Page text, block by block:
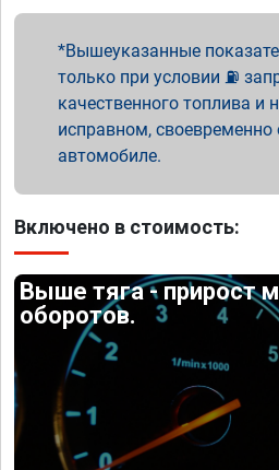
Вышеуказанные
только при условии ⛽
качественного топлива и
исправном,
автомобиле.
Включено в стоимость:
Выше тяга - прирост
оборотов.